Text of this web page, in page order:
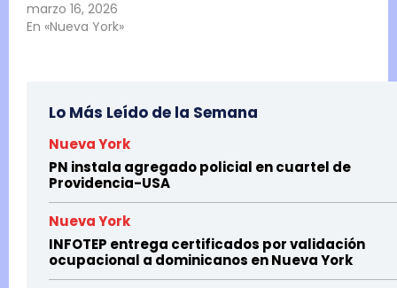
marzo 16, 2026
En «Nueva York»
Lo Más Leído de la Semana
Nueva York
PN instala agregado policial en cuartel de
Providencia-USA
Nueva York
INFOTEP entrega certificados por validación
ocupacional a dominicanos en Nueva York